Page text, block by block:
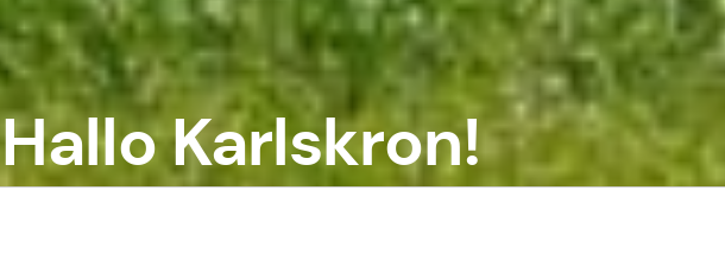
Hallo Karlskron!